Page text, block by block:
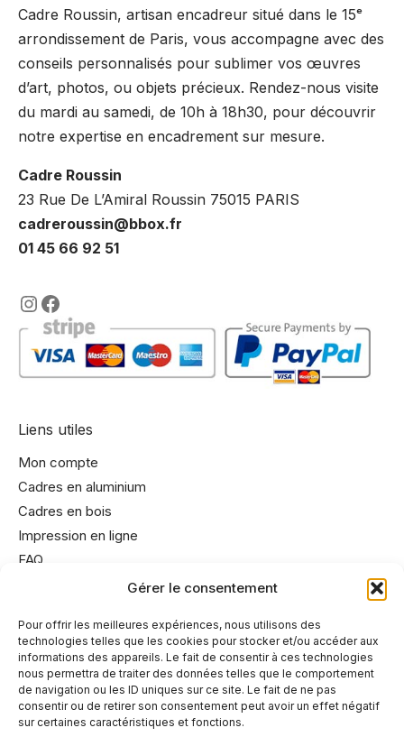
Gérer le consentement
Pour offrir les meilleures expériences, nous utilisons des
technologies telles que les cookies pour stocker et/ou accéder aux
informations des appareils. Le fait de consentir à ces technologies
nous permettra de traiter des données telles que le comportement
de navigation ou les ID uniques sur ce site. Le fait de ne pas
consentir ou de retirer son consentement peut avoir un effet négatif
sur certaines caractéristiques et fonctions.
Cadre Roussin, artisan encadreur situé dans le 15ᵉ
arrondissement de Paris, vous accompagne avec des
conseils personnalisés pour sublimer vos œuvres
d’art, photos, ou objets précieux. Rendez-nous visite
du mardi au samedi, de 10h à 18h30, pour découvrir
notre expertise en encadrement sur mesure.
Cadre Roussin
23 Rue De L’Amiral Roussin 75015 PARIS
cadreroussin@bbox.fr
01 45 66 92 51
https://www.instagram.com/
https://www.facebook.com/
Liens utiles
Mon compte
Cadres en aluminium
Cadres en bois
Impression en ligne
FAQ
Conditions générales de vente
Mentions légales
Politique de cookies
Politique de confidentialité